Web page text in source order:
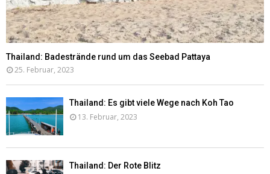
Thailand: Badestrände rund um das Seebad Pattaya
25. Februar, 2023
Thailand: Es gibt viele Wege nach Koh Tao
13. Februar, 2023
Thailand: Der Rote Blitz